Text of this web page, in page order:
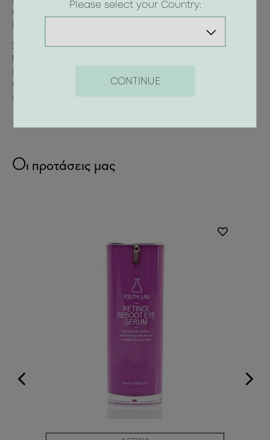
επιδερμίδα και αποφύγετε το περίγραμμα των ματιών,
Συνιστάται να γίνεται patch test πριν από τη χρήση:
στο άνω μέρος εσωτερικά του βραχίονα. Εάν εμφανίσετε
ερεθισμό, ξεπλύνετε και σταματήστε τη χρήση. Εάν τα
συμπτώματα επιμένουν, συμβουλευτείτε το γιατρό.
Οι προτάσεις μας
Please select your Country:
CONTINUE